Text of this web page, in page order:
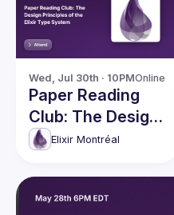
Wed, Jul 30th · 10PMOnline
Paper Reading
Club: The Design
Principles of the
System
Elixir Montréal